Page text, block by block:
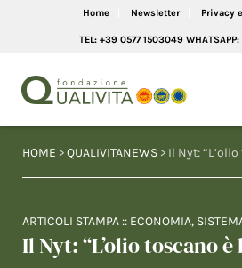
Home Newsletter Privacy
TEL: +39 0577 1503049
HOME >QUALIVITANEWS > Il Nyt:
ARTICOLI STAMPA :: ECONOMIA,
Il Nyt: “L’olio toscano